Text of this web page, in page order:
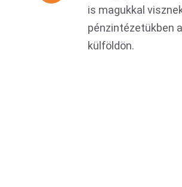
is magukkal
pénzintézetükben
külföldön.